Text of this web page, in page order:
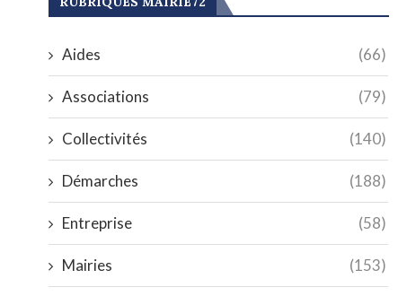
Aides (66)
Associations (79)
Collectivités (140)
Démarches (188)
Entreprise (58)
Mairies (153)